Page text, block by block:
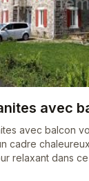
avec
avec balcon
cadre
relaxant dans